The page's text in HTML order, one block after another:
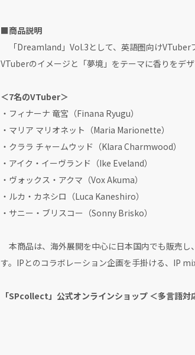
■商品説明
「Dreamland」Vol.3として、英語圏向けVTuber
VTuberのイメージと「夢境」をテーマに香りをデ
＜7名のVTuber＞
・フィナーナ 竜宮（Finana Ryugu）
・マリア マリオネット（Maria Marionette）
・クララ チャームウッド（Klara Charmwood）
・アイク・イーヴランド（Ike Eveland）
・ヴォックス・アクマ（Vox Akuma）
・ルカ・カネシロ（Luca Kaneshiro）
・サニー・ブリスコー（Sonny Brisko）
本商品は、海外展開を中心に日本国内でも販売
す。IPとのコラボレーション企画を手掛ける、IP
「SPcollect」公式オンラインショップ ＜多言語対